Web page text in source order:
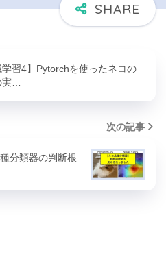
学習4】Pytorchを使ったネコの
…
次の記事
分類器の判断根